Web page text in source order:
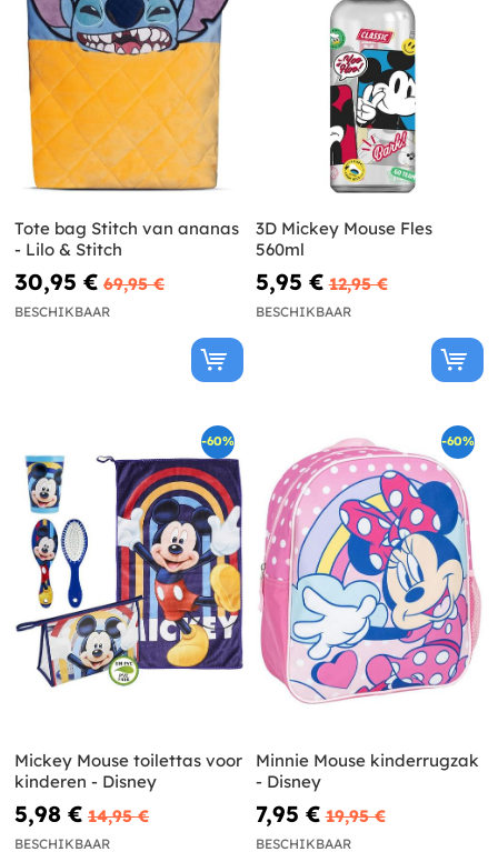
Tote bag Stitch van ananas
- Lilo & Stitch
30,95 € 69,95 €
BESCHIKBAAR
3D Mickey Mouse Fles
560ml
5,95 € 12,95 €
BESCHIKBAAR
-60%
Mickey Mouse toilettas voor
kinderen - Disney
5,98 € 14,95 €
BESCHIKBAAR
-60%
Minnie Mouse kinderrugzak
- Disney
7,95 € 19,95 €
BESCHIKBAAR